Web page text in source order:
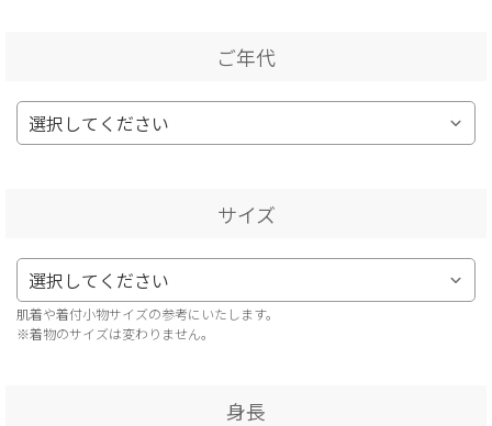
ご年代
サイズ
肌着や着付小物サイズの参考にいたします。
※着物のサイズは変わりません。
身長